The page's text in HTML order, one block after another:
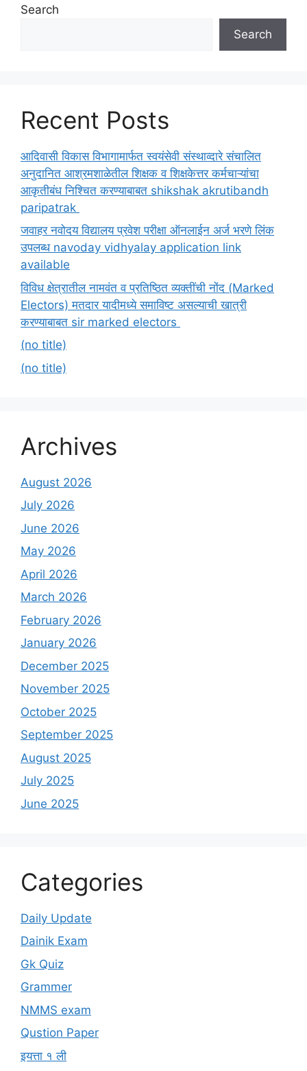
Search
Search
Recent Posts
आदिवासी विकास विभागामार्फत स्वयंसेवी संस्थाव्दारे संचालित
अनुदानित आश्रमशाळेतील शिक्षक व शिक्षकेत्तर कर्मचाऱ्यांचा
आकृतीबंध निश्चित करण्याबाबत shikshak akrutibandh
paripatrak
जवाहर नवोदय विद्यालय प्रवेश परीक्षा ऑनलाईन अर्ज भरणे लिंक
उपलब्ध navoday vidhyalay application link
available
विविध क्षेत्रातील नामवंत व प्रतिष्ठित व्यक्तींची नोंद (Marked
Electors) मतदार यादीमध्ये समाविष्ट असल्याची खात्री
करण्याबाबत sir marked electors
(no title)
(no title)
Archives
August 2026
July 2026
June 2026
May 2026
April 2026
March 2026
February 2026
January 2026
December 2025
November 2025
October 2025
September 2025
August 2025
July 2025
June 2025
Categories
Daily Update
Dainik Exam
Gk Quiz
Grammer
NMMS exam
Qustion Paper
इयत्ता १ ली